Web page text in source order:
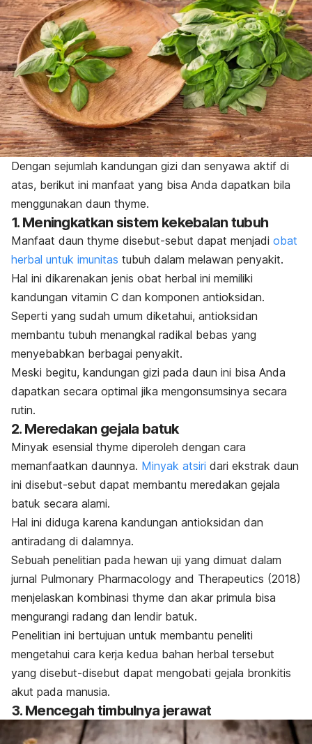
Dengan sejumlah kandungan gizi dan senyawa aktif di
atas, berikut ini manfaat yang bisa Anda dapatkan bila
menggunakan daun thyme.
1. Meningkatkan sistem kekebalan tubuh
Manfaat daun thyme disebut-sebut dapat menjadi obat
herbal untuk imunitas tubuh dalam melawan penyakit.
Hal ini dikarenakan jenis obat herbal ini memiliki
kandungan vitamin C dan komponen antioksidan.
Seperti yang sudah umum diketahui, antioksidan
membantu tubuh menangkal radikal bebas yang
menyebabkan berbagai penyakit.
Meski begitu, kandungan gizi pada daun ini bisa Anda
dapatkan secara optimal jika mengonsumsinya secara
rutin.
2. Meredakan gejala batuk
Minyak esensial thyme diperoleh dengan cara
memanfaatkan daunnya. Minyak atsiri dari ekstrak daun
ini disebut-sebut dapat membantu meredakan gejala
batuk secara alami.
Hal ini diduga karena kandungan antioksidan dan
antiradang di dalamnya.
Sebuah penelitian pada hewan uji yang dimuat dalam
jurnal Pulmonary Pharmacology and Therapeutics (2018)
menjelaskan kombinasi thyme dan akar primula bisa
mengurangi radang dan lendir batuk.
Penelitian ini bertujuan untuk membantu peneliti
mengetahui cara kerja kedua bahan herbal tersebut
yang disebut-disebut dapat mengobati gejala bronkitis
akut pada manusia.
3. Mencegah timbulnya jerawat